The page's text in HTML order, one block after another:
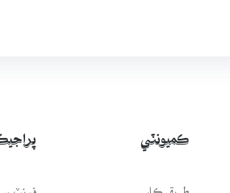
ڪميونٽي
طريقيڪار فونٽ